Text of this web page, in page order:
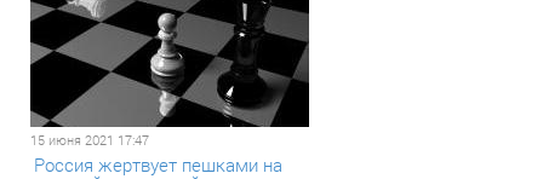
15 июня 2021 17:47
Россия жертвует пешками на